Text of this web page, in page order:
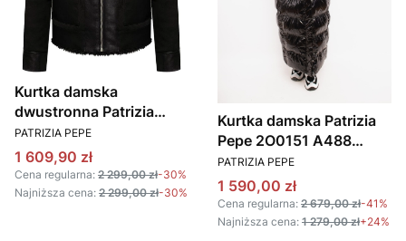
Kurtka damska
dwustronna Patrizia
Pepe 2O0176 E075
CZARNY
PRODUCENT
PATRIZIA PEPE
Cena promocyjna
1 609,90 zł
Cena regularna: 2 299,00 zł-30%
Najniższa cena: 2 299,00 zł-30%
Kurtka damska Patrizia
Pepe 2O0151 A488
czarny
PRODUCENT
PATRIZIA PEPE
Cena promocyjna
1 590,00 zł
Cena regularna: 2 679,00 zł-41%
Najniższa cena: 1 279,00 zł+24%